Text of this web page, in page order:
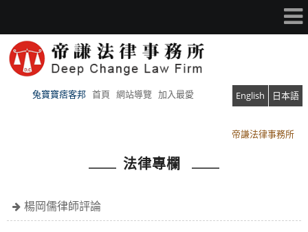
兔寶寶痞客邦 首頁 網站導覽 加入最愛 English
日本語
帝謙法律事務所
帝謙法律事務所
法律專欄
楊岡儒律師評論